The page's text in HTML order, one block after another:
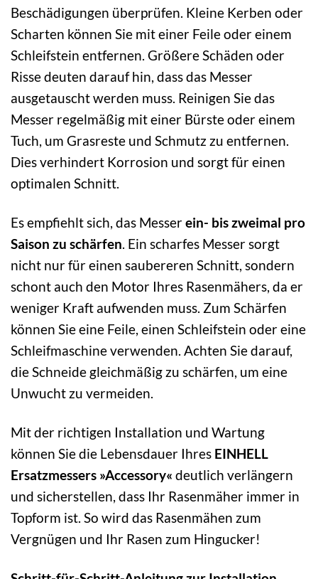
Beschädigungen überprüfen. Kleine Kerben oder
Scharten können Sie mit einer Feile oder einem
Schleifstein entfernen. Größere Schäden oder
Risse deuten darauf hin, dass das Messer
ausgetauscht werden muss. Reinigen Sie das
Messer regelmäßig mit einer Bürste oder einem
Tuch, um Grasreste und Schmutz zu entfernen.
Dies verhindert Korrosion und sorgt für einen
optimalen Schnitt.
Es empfiehlt sich, das Messerein- bis zweimal pro
Saison zu schärfen. Ein scharfes Messer sorgt
nicht nur für einen saubereren Schnitt, sondern
schont auch den Motor Ihres Rasenmähers, da er
weniger Kraft aufwenden muss. Zum Schärfen
können Sie eine Feile, einen Schleifstein oder eine
Schleifmaschine verwenden. Achten Sie darauf,
die Schneide gleichmäßig zu schärfen, um eine
Unwucht zu vermeiden.
Mit der richtigen Installation und Wartung
können Sie die Lebensdauer Ihres EINHELL
Ersatzmessers »Accessory« deutlich verlängern
und sicherstellen, dass Ihr Rasenmäher immer in
Topform ist. So wird das Rasenmähen zum
Vergnügen und Ihr Rasen zum Hingucker!